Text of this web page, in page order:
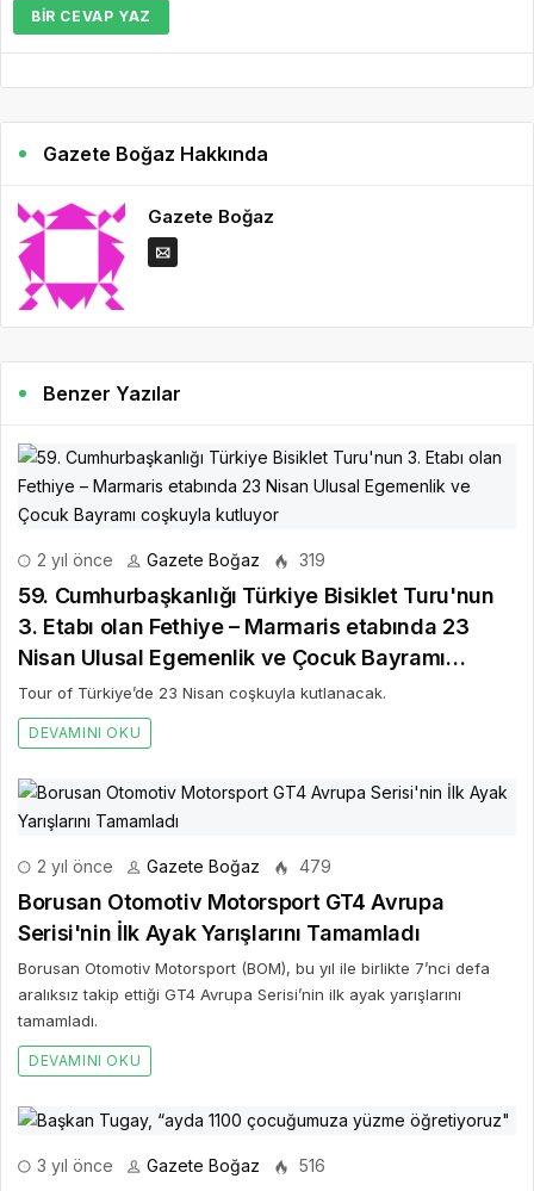
BIR CEVAP YAZ
Gazete Boğaz Hakkında
Gazete Boğaz
Benzer Yazılar
2 yıl önce Gazete Boğaz 319
59. Cumhurbaşkanlığı Türkiye Bisiklet Turu'nun
3. Etabı olan Fethiye – Marmaris etabında 23
Nisan Ulusal Egemenlik ve Çocuk Bayramı
coşkuyla kutluyor
Tour of Türkiye’de 23 Nisan coşkuyla kutlanacak.
DEVAMINI OKU
2 yıl önce Gazete Boğaz 479
Borusan Otomotiv Motorsport GT4 Avrupa
Serisi'nin İlk Ayak Yarışlarını Tamamladı
Borusan Otomotiv Motorsport (BOM), bu yıl ile birlikte 7’nci defa
aralıksız takip ettiği GT4 Avrupa Serisi’nin ilk ayak yarışlarını
tamamladı.
DEVAMINI OKU
3 yıl önce Gazete Boğaz 516